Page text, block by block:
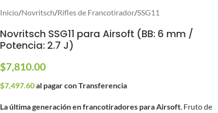
Inicio/Novritsch/Rifles de Francotirador/SSG11
Novritsch SSG11 para Airsoft (BB: 6 mm /
Potencia: 2.7 J)
$7,810.00
$7,497.60al pagar con Transferencia
La última generación en francotiradores para Airsoft. Fruto de